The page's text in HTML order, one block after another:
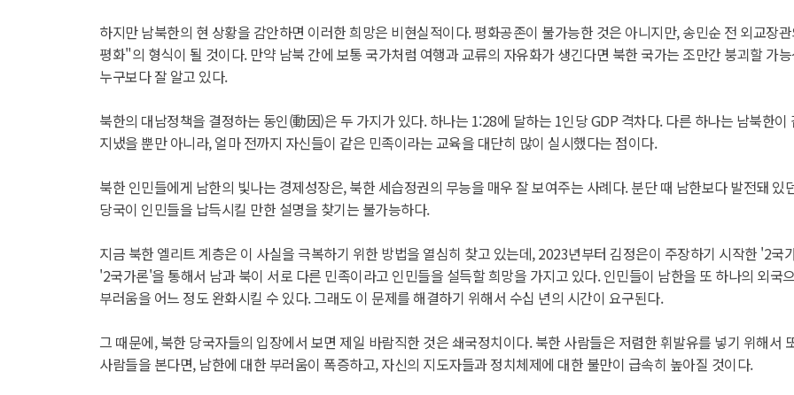
하지만 남북한의 현 상황을 감안하면 이러한 희망은 비현실적이다. 평화공존이 불가능한 것은 아니지만, 송민순 전 외교
평화"의 형식이 될 것이다. 만약 남북 간에 보통 국가처럼 여행과 교류의 자유화가 생긴다면 북한 국가는 조만간 붕괴할 가
누구보다 잘 알고 있다.
북한의 대남정책을 결정하는 동인(動因)은 두 가지가 있다. 하나는 1:28에 달하는 1인당 GDP 격차다. 다른 하나는 남북한
지냈을 뿐만 아니라, 얼마 전까지 자신들이 같은 민족이라는 교육을 대단히 많이 실시했다는 점이다.
북한 인민들에게 남한의 빛나는 경제성장은, 북한 세습정권의 무능을 매우 잘 보여주는 사례다. 분단 때 남한보다 발전돼
당국이 인민들을 납득시킬 만한 설명을 찾기는 불가능하다.
지금 북한 엘리트 계층은 이 사실을 극복하기 위한 방법을 열심히 찾고 있는데, 2023년부터 김정은이 주장하기 시작한 '2국
'2국가론'을 통해서 남과 북이 서로 다른 민족이라고 인민들을 설득할 희망을 가지고 있다. 인민들이 남한을 또 하나의 외국
부러움을 어느 정도 완화시킬 수 있다. 그래도 이 문제를 해결하기 위해서 수십 년의 시간이 요구된다.
그 때문에, 북한 당국자들의 입장에서 보면 제일 바람직한 것은 쇄국정치이다. 북한 사람들은 저렴한 휘발유를 넣기 위해서
사람들을 본다면, 남한에 대한 부러움이 폭증하고, 자신의 지도자들과 정치체제에 대한 불만이 급속히 높아질 것이다.